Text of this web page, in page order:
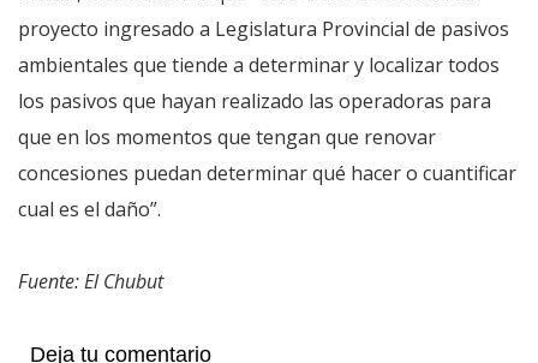
proyecto ingresado a Legislatura Provincial de pasivos
ambientales que tiende a determinar y localizar todos
los pasivos que hayan realizado las operadoras para
que en los momentos que tengan que renovar
concesiones puedan determinar qué hacer o cuantificar
cual es el daño”.
Fuente: El Chubut
Deja tu comentario